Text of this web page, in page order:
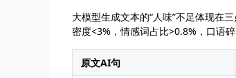
大模型生成文本的“人味”不足体现在
密度<3%，情感词占比>0.8%，口语
原文AI句